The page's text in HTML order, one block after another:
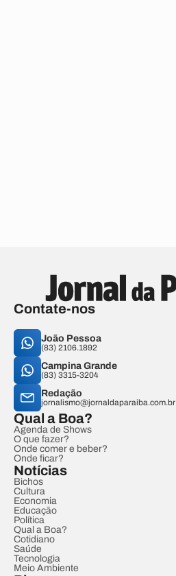
Contate-nos
João Pessoa
(83) 2106.1892
Campina Grande
(83) 3315-3204
Redação
jornalismo@jornaldaparaiba.com.br
Qual a Boa?
Agenda de Shows
O que fazer?
Onde comer e beber?
Onde ficar?
Notícias
Bichos
Cultura
Economia
Educação
Política
Qual a Boa?
Cotidiano
Saúde
Tecnologia
Meio Ambiente